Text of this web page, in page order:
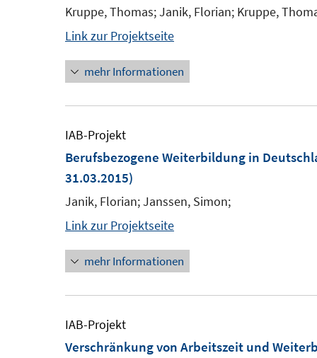
Kruppe, Thomas; Janik, Florian; Kruppe,
Link zur Projektseite
mehr Informationen
IAB-Projekt
Berufsbezogene Weiterbildung in
31.03.2015)
Janik, Florian; Janssen, Simon;
Link zur Projektseite
mehr Informationen
IAB-Projekt
Verschränkung von Arbeitszeit und